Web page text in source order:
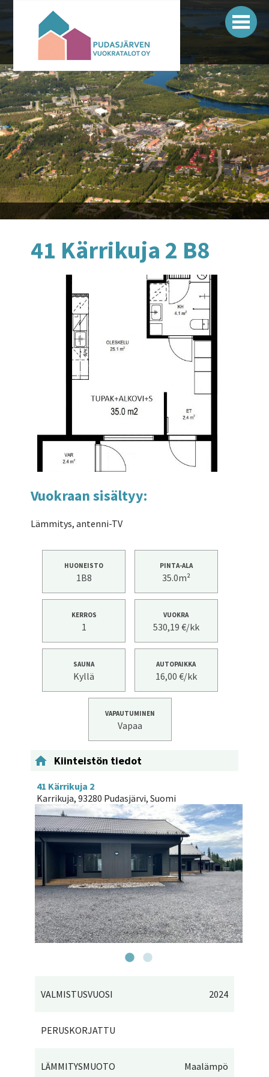
Pudasjärven vuokratalot
41 Kärrikuja 2 B8
Vuokraan sisältyy:
Lämmitys, antenni-TV
HUONEISTO
1B8
PINTA-ALA
35.0m²
KERROS
1
VUOKRA
530,19 €/kk
SAUNA
Kyllä
AUTOPAIKKA
16,00 €/kk
VAPAUTUMINEN
Vapaa
 Kiinteistön tiedot
41 Kärrikuja 2
Karrikuja, 93280 Pudasjärvi, Suomi
VALMISTUSVUOSI 2024
PERUSKORJATTU
LÄMMITYSMUOTO Maalämpö